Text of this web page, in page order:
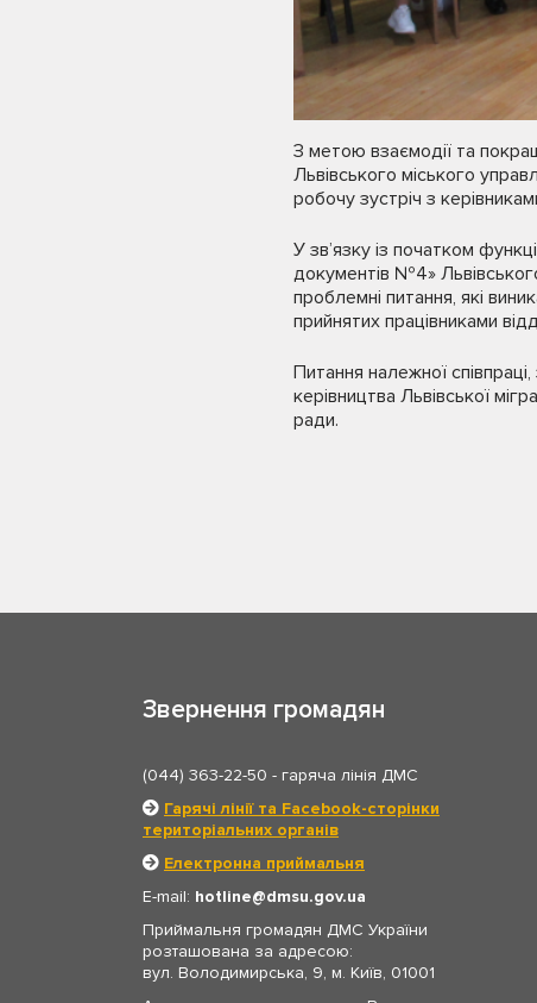
З метою взаємодії та
Львівського міського
робочу зустріч з
У зв’язку із початком
документів №4»
проблемні питання, які
прийнятих працівниками
Питання належної
керівництва Львівської
ради.
Звернення громадян
(044) 363-22-50 - гаряча лінія ДМС
Гарячі лінії та Facebook-сторінки
територіальних органів
Електронна приймальня
E-mail: hotline
dmsu.gov.ua
Приймальня громадян ДМС України
розташована за адресою:
вул. Володимирська, 9, м. Київ, 01001